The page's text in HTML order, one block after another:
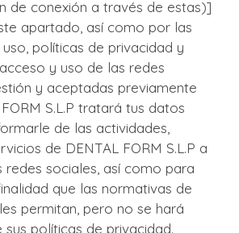
de conexión a través de estas)]
apartado, así como por las
políticas de privacidad y
y uso de las redes
y aceptadas previamente
S.L.P tratará tus datos
de las actividades,
de DENTAL FORM S.L.P a
redes sociales, así como para
que las normativas de
permitan, pero no se hará
sus políticas de privacidad.